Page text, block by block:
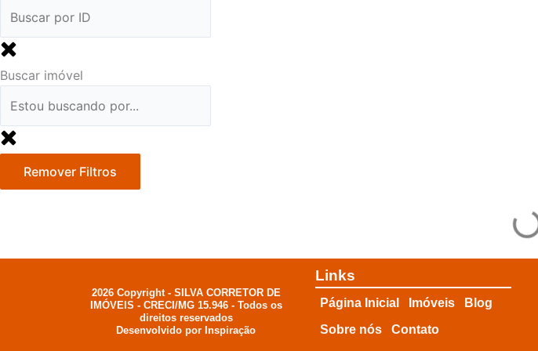
Buscar imóvel
Remover Filtros
2026 Copyright - SILVA CORRETOR DE
IMÓVEIS - CRECI/MG 15.946 - Todos os
direitos reservados
Desenvolvido por Inspiração
Links
Página Inicial Imóveis
Blog
Sobre nós
Contato